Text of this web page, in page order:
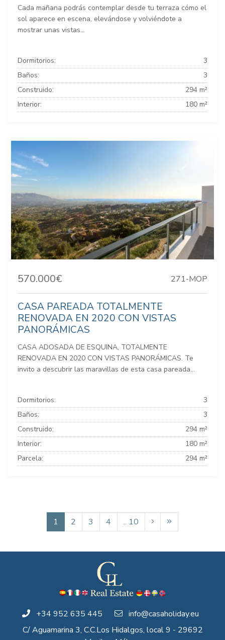
Cada mañana podrás contemplar desde tu terraza cómo el
sol aparece en escena, elevándose y volviéndote a
mostrar unas vistas...
Dormitorios:
3
Baños:
3
Construido:
294 m²
Interior:
180 m²
570.000€ 271-MOP
CASA PAREADA TOTALMENTE
RENOVADA EN 2020 CON VISTAS
PANORÁMICAS
CASA ADOSADA DE ESQUINA, TOTALMENTE
RENOVADA EN 2020 CON VISTAS PANORÁMICAS. Te
invito a descubrir las maravillas de esta casa pareada...
Dormitorios:
3
Baños:
3
Construido:
294 m²
Interior:
180 m²
Parcela:
294 m²
1 2 3 4 .. 10
+34 952 635 445
info@casaholiday.eu
C/ Aguamarina 3, C.C.Los Hidalgos, local 9 - 29692